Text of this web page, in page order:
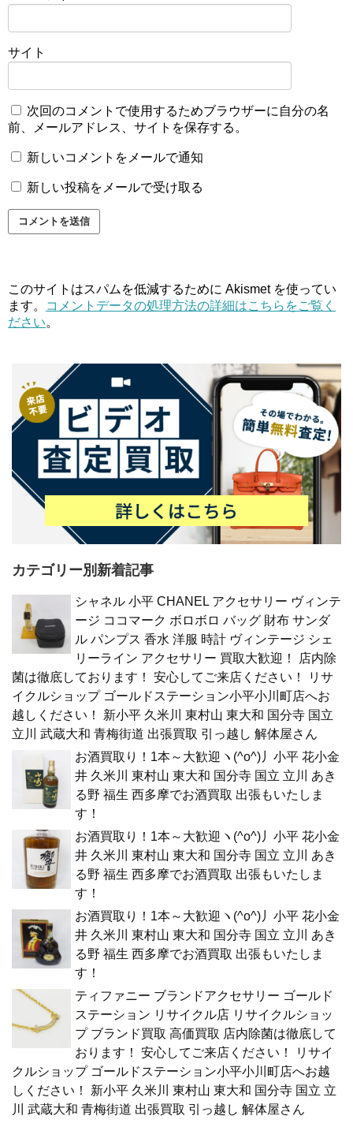
サイト
次回のコメントで使用するためブラウザーに自分の名
前、メールアドレス、サイトを保存する。
新しいコメントをメールで通知
新しい投稿をメールで受け取る
このサイトはスパムを低減するために Akismet を使ってい
ます。
コメントデータの処理方法の詳細はこちらをご覧く
ださい。
カテゴリー別新着記事
シャネル 小平 CHANEL アクセサリー ヴィンテ
ージ ココマーク ボロボロ バッグ 財布 サンダ
ル パンプス 香水 洋服 時計 ヴィンテージ シェ
リーライン アクセサリー 買取大歓迎！ 店内除
菌は徹底しております！ 安心してご来店ください！ リサ
イクルショップ ゴールドステーション小平小川町店へお
越しください！ 新小平 久米川 東村山 東大和 国分寺 国立
立川 武蔵大和 青梅街道 出張買取 引っ越し 解体屋さん
お酒買取り！1本～大歓迎ヽ(^o^)丿小平 花小金
井 久米川 東村山 東大和 国分寺 国立 立川 あき
る野 福生 西多摩でお酒買取 出張もいたしま
す！
お酒買取り！1本～大歓迎ヽ(^o^)丿小平 花小金
井 久米川 東村山 東大和 国分寺 国立 立川 あき
る野 福生 西多摩でお酒買取 出張もいたしま
す！
お酒買取り！1本～大歓迎ヽ(^o^)丿小平 花小金
井 久米川 東村山 東大和 国分寺 国立 立川 あき
る野 福生 西多摩でお酒買取 出張もいたしま
す！
ティファニー ブランドアクセサリー ゴールド
ステーション リサイクル店 リサイクルショッ
プ ブランド買取 高価買取 店内除菌は徹底して
おります！ 安心してご来店ください！ リサイ
クルショップ ゴールドステーション小平小川町店へお越
しください！ 新小平 久米川 東村山 東大和 国分寺 国立 立
川 武蔵大和 青梅街道 出張買取 引っ越し 解体屋さん